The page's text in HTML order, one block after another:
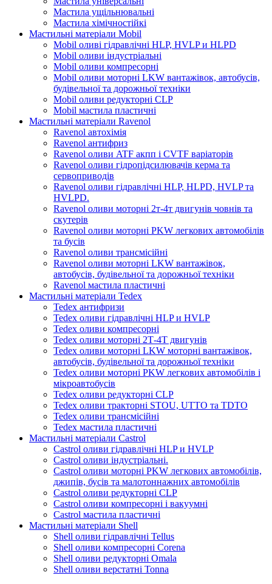
Мастила ущільнювальні
Мастила хімічностійкі
Мастильні матеріали Mobil
Mobil оливі гідравлічні HLP, HVLP и HLPD
Mobil оливи індустріальні
Mobil оливи компресорні
Mobil оливи моторні LKW вантажівок, автобусів,
будівельної та дорожньої техніки
Mobil оливи редукторні CLP
Mobil мастила пластичні
Мастильні матеріали Ravenol
Ravenol автохімія
Ravenol антифриз
Ravenol оливи ATF акпп і CVTF варіаторів
Ravenol оливи гідропідсилювачів керма та
сервоприводів
Ravenol оливи гідравлічні HLP, HLPD, HVLP та
HVLPD.
Ravenol оливи моторні 2т-4т двигунів човнів та
скутерів
Ravenol оливи моторні PKW легкових автомобілів
та бусів
Ravenol оливи трансмісійні
Ravenol оливи моторні LKW вантажівок,
автобусів, будівельної та дорожньої техніки
Ravenol мастила пластичні
Мастильні матеріали Tedex
Tedex антифризи
Tedex оливи гідравлічні HLP и HVLP
Tedex оливи компресорні
Tedex оливи моторні 2Т-4Т двигунів
Tedex оливи моторні LKW моторні вантажівок,
автобусів, будівельної та дорожньої техніки
Tedex оливи моторні PKW легкових автомобілів і
мікроавтобусів
Tedex оливи редукторні CLP
Tedex оливи тракторні STOU, UTTO та TDTO
Tedex оливи трансмісійні
Tedex мастила пластичні
Мастильні матеріали Castrol
Castrol оливи гідравлічні HLP и HVLP
Castrol оливи індустріальні.
Castrol оливи моторні PKW легкових автомобілів,
джипів, бусів та малотоннажних автомобілів
Castrol оливи редукторні CLP
Castrol оливи компресорні і вакуумні
Castrol мастила пластичні
Мастильні матеріали Shell
Shell оливи гідравлічні Tellus
Shell оливи компресорні Corena
Shell оливи редукторні Omala
Shell оливи верстатні Tonna